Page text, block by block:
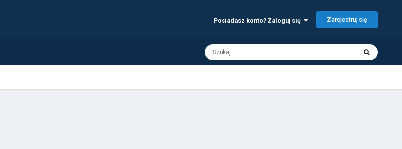
Posiadasz konto? Zaloguj się Zarejestruj się